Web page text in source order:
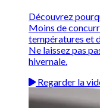
Découvrez
Moins de
températures et
Ne laissez pas
hivernale.
Regarder la